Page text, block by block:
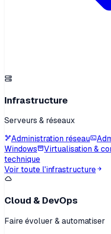
Infrastructure
Serveurs & réseaux
Administration réseau
Windows
Virtualisation &
technique
Voir toute l'infrastructure
Cloud & DevOps
Faire évoluer & automatiser